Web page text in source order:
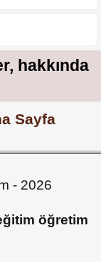
hakkında
Sayfa
- 2026
öğretim